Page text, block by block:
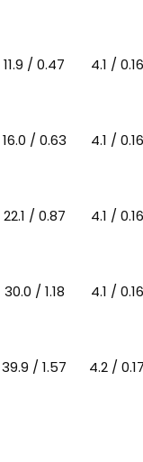
11.9 / 0.47 4.1 / 0.16
16.0 / 0.63 4.1 / 0.16
22.1 / 0.87 4.1 / 0.16
30.0 / 1.18 4.1 / 0.16
39.9 / 1.57 4.2 /